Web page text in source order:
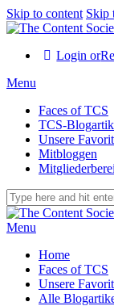
Skip to content Skip
Login or
Menu
Faces of TCS
TCS-
Unsere
Mitbloggen
Menu
Home
Faces of TCS
Unsere
Alle